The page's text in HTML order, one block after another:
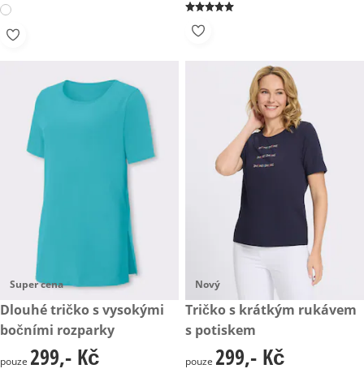
Super cena
299,- Kč
Dlouhé tričko s vysokými
bočními rozparky
299,- Kč
pouze 299,- Kč
Nový
299,- Kč
Tričko s krátkým rukávem
s potiskem
299,- Kč
pouze 299,- Kč